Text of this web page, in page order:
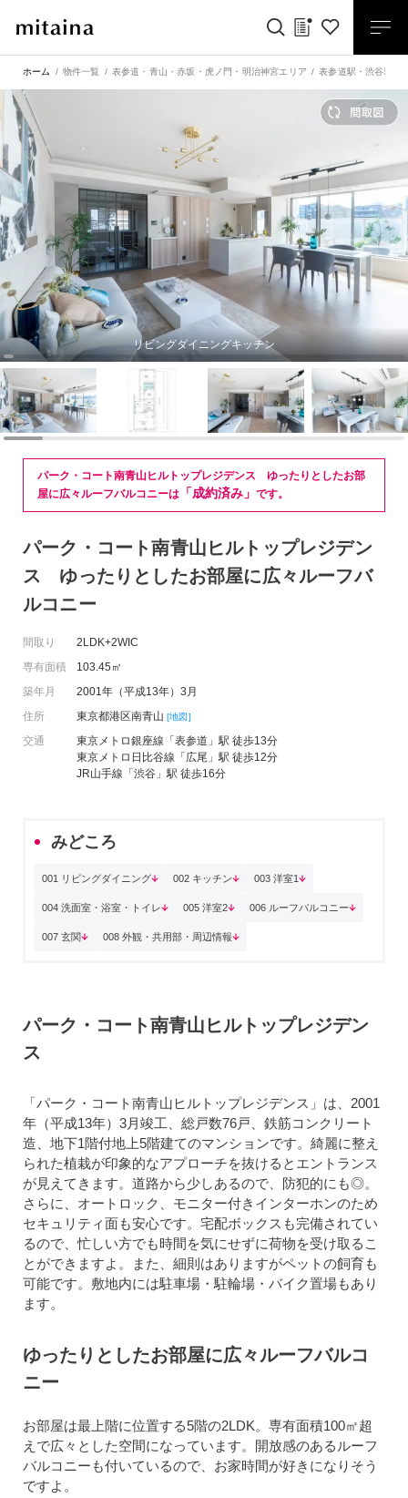
ホーム 物件一覧 表参道・青山・赤坂・虎ノ門・明治神宮エリア 表参道駅 ・渋谷駅
リビングダイニングキッチン
パーク・コート南青山ヒルトップレジデンス ゆったりとしたお部
屋に広々ルーフバルコニーは 「成約済み」 です。
パーク・コート南青山ヒルトップレジデン
ス ゆったりとしたお部屋に広々ルーフバ
ルコニー
間取り
2LDK+2WIC
専有面積
103.45㎡
築年月
2001年（平成13年）3月
住所
東京都港区南青山 [地図]
交通
東京メトロ銀座線「表参道」駅 徒歩13分
東京メトロ日比谷線「広尾」駅 徒歩12分
JR山手線「渋谷」駅 徒歩16分
みどころ
001 リビングダイニング 002 キッチン 003 洋室1
004 洗面室・浴室・トイレ 005 洋室2 006 ルーフバルコニー
007 玄関 008 外観・共用部・周辺情報
パーク・コート南青山ヒルトップレジデン
ス
「パーク・コート南青山ヒルトップレジデンス」は、2001
年（平成13年）3月竣工、総戸数76戸、鉄筋コンクリート
造、地下1階付地上5階建てのマンションです。綺麗に整え
られた植栽が印象的なアプローチを抜けるとエントランス
が見えてきます。道路から少しあるので、防犯的にも◎。
さらに、オートロック、モニター付きインターホンのため
セキュリティ面も安心です。宅配ボックスも完備されてい
るので、忙しい方でも時間を気にせずに荷物を受け取るこ
とができますよ。また、細則はありますがペットの飼育も
可能です。敷地内には駐車場・駐輪場・バイク置場もあり
ます。
ゆったりとしたお部屋に広々ルーフバルコ
ニー
お部屋は最上階に位置する5階の2LDK。専有面積100㎡超
えで広々とした空間になっています。開放感のあるルーフ
バルコニーも付いているので、お家時間が好きになりそう
ですよ。